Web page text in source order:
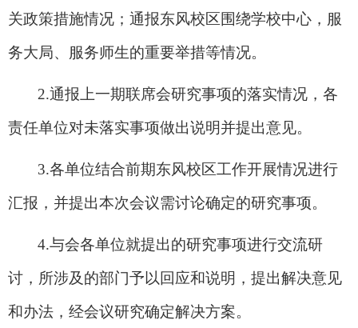
关政策措施情况；通报东风校区围绕学校中心，服
务大局、服务师生的重要举措等情况。
2.通报上一期联席会研究事项的落实情况，各
责任单位对未落实事项做出说明并提出意见。
3.各单位结合前期东风校区工作开展情况进行
汇报，并提出本次会议需讨论确定的研究事项。
4.与会各单位就提出的研究事项进行交流研
讨，所涉及的部门予以回应和说明，提出解决意见
和办法，经会议研究确定解决方案。